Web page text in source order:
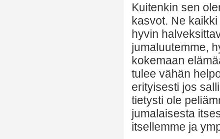
Kuitenkin sen
kasvot. Ne
hyvin
jumaluutemme,
kokemaan
tulee vähän
erityisesti jos
tietysti ole
jumalaisesta
itsellemme ja